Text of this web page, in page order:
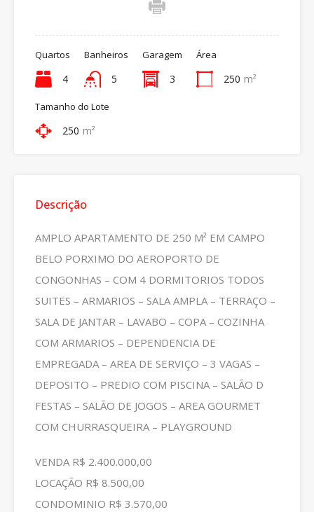
Quartos
4
Banheiros
5
Garagem
3
Área
250 m²
Tamanho do Lote
250 m²
Descrição
AMPLO APARTAMENTO DE 250 M² EM CAMPO
BELO PORXIMO DO AEROPORTO DE
CONGONHAS – COM 4 DORMITORIOS TODOS
SUITES – ARMARIOS – SALA AMPLA – TERRAÇO –
SALA DE JANTAR – LAVABO – COPA – COZINHA
COM ARMARIOS – DEPENDENCIA DE
EMPREGADA – AREA DE SERVIÇO – 3 VAGAS –
DEPOSITO – PREDIO COM PISCINA – SALÃO D
FESTAS – SALÃO DE JOGOS – AREA GOURMET
COM CHURRASQUEIRA – PLAYGROUND
VENDA R$ 2.400.000,00
LOCAÇÃO R$ 8.500,00
CONDOMINIO R$ 3.570,00